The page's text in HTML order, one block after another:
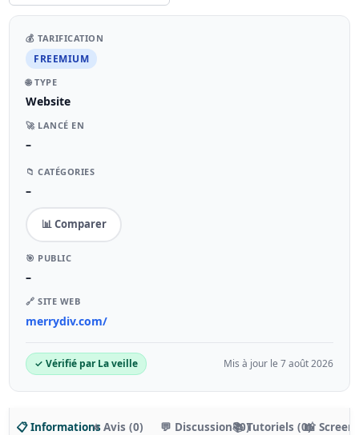
💰 TARIFICATION
FREEMIUM
🌐 TYPE
Website
🚀 LANCÉ EN
–
📁 CATÉGORIES
–
📊 Comparer
🎯 PUBLIC
–
🔗 SITE WEB
merrydiv.com/
✓ Vérifié par La veille Mis à jour le 7 août 2026
📋 Informations⭐ Avis (0) 💬 Discussion (0)📚 Tutoriels (0)📸